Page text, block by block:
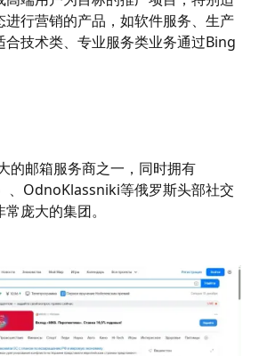
进行营销的产品，如软件服务、生产
合技术类、专业服务类业务通过Bing
的邮箱服务商之一，同时拥有
、OdnoKlassniki等俄罗斯头部社交
庞大的集团。